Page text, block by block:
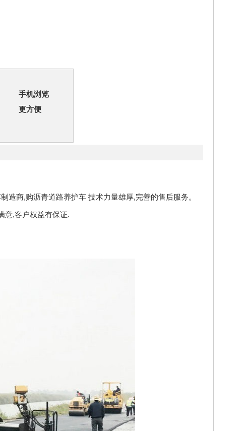
手机浏览
更方便
造商,购沥青道路养护车 技术力量雄厚,完善的售后服务。
意,客户权益有保证.